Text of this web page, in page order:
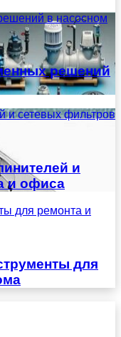
в насосном
решений
и сетевых фильтров
и
и офиса
для ремонта и
для